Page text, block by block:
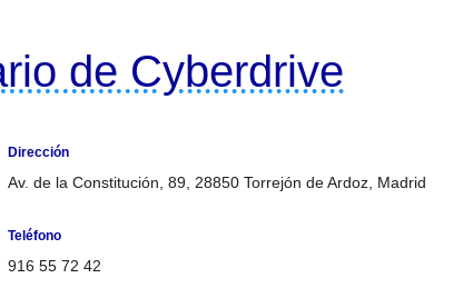
de Cyberdrive
Dirección
Av. de la Constitución, 89, 28850 Torrejón de Ardoz, Madrid
Teléfono
916 55 72 42